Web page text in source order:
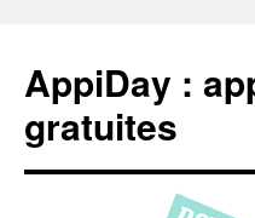
contenu
AppiDay :
gratuites